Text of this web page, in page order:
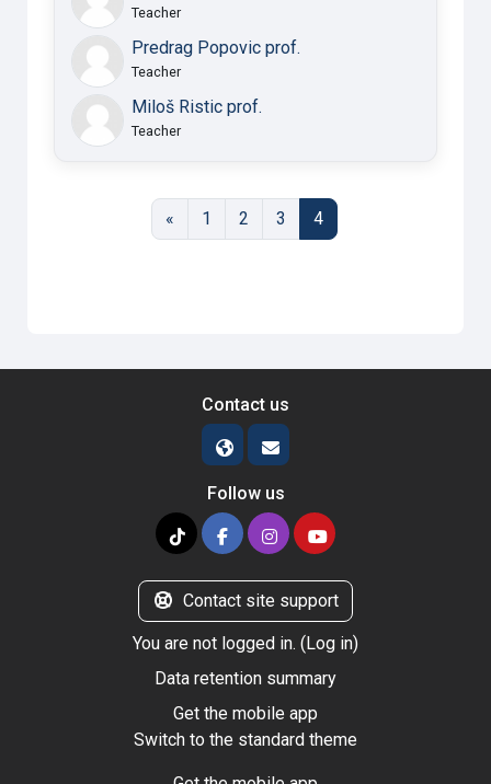
Teacher
Predrag Popovic prof.
Teacher
Miloš Ristic prof.
Teacher
« Previous page
1 Page 1
2 Page 2
3 Page 3
4Page 4
Contact us
Follow us
Contact site support
You are not logged in. (Log in)
Data retention summary
Get the mobile app
Switch to the standard theme